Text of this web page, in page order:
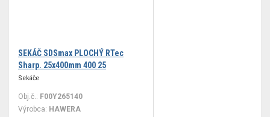
SEKÁČ SDSmax PLOCHÝ RTec
Sharp. 25x400mm 400 25
Sekáče
Obj.č.: F00Y265140
Výrobca: HAWERA